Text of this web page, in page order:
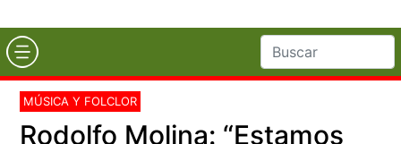
MÚSICA Y FOLCLOR
Rodolfo Molina: “Estamos